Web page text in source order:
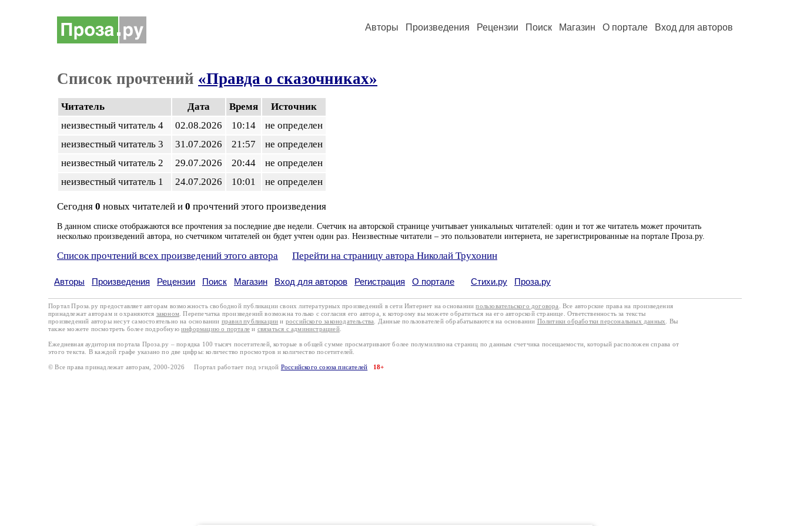
Авторы Произведения Рецензии Поиск Магазин О портале Вход для авторов
Список прочтений «Правда о сказочниках»
Читатель Дата Время
Источник
неизвестный читатель 4
02.08.2026 10:14
не определен
неизвестный читатель 3
31.07.2026 21:57
не определен
неизвестный читатель 2
29.07.2026 20:44
не определен
неизвестный читатель 1
24.07.2026 10:01 не определен
Сегодня 0 новых читателей и 0 прочтений этого произведения
В данном списке отображаются все прочтения за последние две недели. Счетчик на авторской странице учитывает уникальных читателей: один и тот же читатель может прочитать
несколько произведений автора, но счетчиком читателей он будет учтен один раз. Неизвестные читатели – это пользователи интернета, не зарегистрированные на портале Проза.ру.
Список прочтений всех произведений этого автора Перейти на страницу автора Николай Трухонин
Авторы Произведения Рецензии Поиск Магазин Вход для авторов Регистрация О портале Стихи.ру Проза.ру
Портал Проза.ру предоставляет авторам возможность свободной публикации своих литературных произведений в сети Интернет на основаниипользовательского договора
. Все авторские права на произведения
принадлежат авторам и охраняются законом . Перепечатка произведений возможна только с согласия его автора, к которому вы можете обратиться на его авторской странице. Ответственность за тексты
произведений авторы несут самостоятельно на основании правил публикации и российского законодательства . Данные пользователей обрабатываются на основании Политики обработки персональных данных
. Вы
также можете посмотреть более подробную информацию о портале и связаться с администрацией.
Ежедневная аудитория портала Проза.ру – порядка 100 тысяч посетителей, которые в общей сумме просматривают более полумиллиона страниц по данным счетчика посещаемости, который расположен справа от
этого текста. В каждой графе указано по две цифры: количество просмотров и количество посетителей.
© Все права принадлежат авторам, 2000-2026 Портал работает под эгидой Российского союза писателей 18+